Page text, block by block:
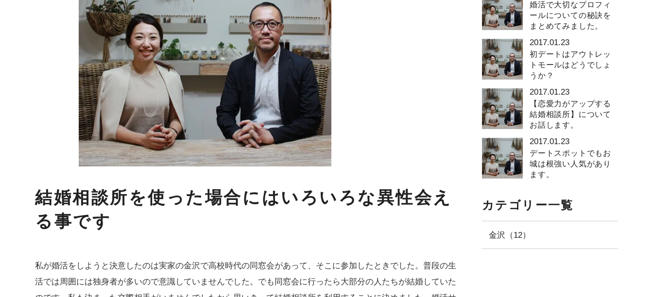
結婚相談所を使った場合にはいろいろな異性会え
る事です
私が婚活をしようと決意したのは実家の金沢で高校時代の同窓会があって、そこに参加したときでした。普段の生
活では周囲には独身者が多いので意識していませんでした。でも同窓会に行ったら大部分の人たちが結婚していた
婚活で大切なプロフィ
ールについての秘訣を
まとめてみました。
2017.01.23
初デートはアウトレッ
トモールはどうでしょ
うか？
2017.01.23
【恋愛力がアップする
結婚相談所】について
お話します。
2017.01.23
デートスポットでもお
城は根強い人気があり
ます。
カテゴリー一覧
金沢（12）